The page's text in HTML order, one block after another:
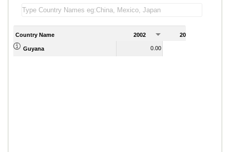
Country Name 2002 2003
Guyana 0.00